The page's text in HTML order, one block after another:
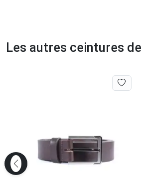
Les autres ceintures de